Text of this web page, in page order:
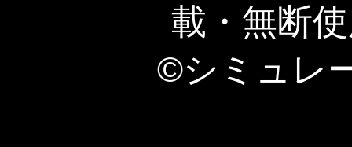
載・無断
©シミュレ